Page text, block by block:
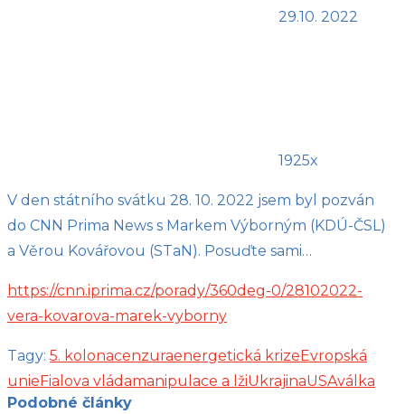
29.10. 2022
1925x
V den státního svátku 28. 10. 2022 jsem byl pozván
do CNN Prima News s Markem Výborným (KDÚ-ČSL)
a Věrou Kovářovou (STaN). Posuďte sami…
https://cnn.iprima.cz/porady/360deg-0/28102022-
vera-kovarova-marek-vyborny
Tagy: 5. kolonacenzuraenergetická krize Evropská
unie Fialova vládamanipulace a lžiUkrajinaUSAválka
Podobné články